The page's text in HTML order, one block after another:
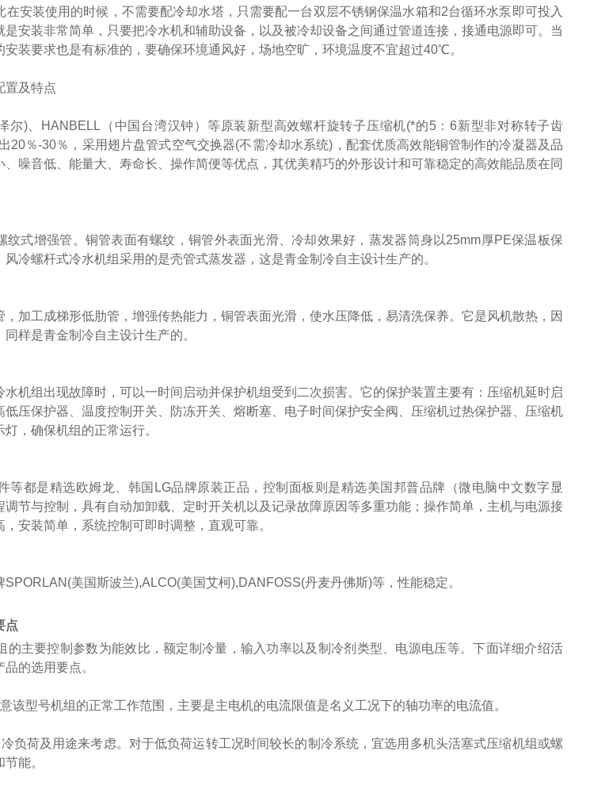
在安装使用的时候，不需要配冷却水塔，只需要配一台双层不锈钢保温水箱和2台循环水泵即可投入
安装非常简单，只要把冷水机和辅助设备，以及被冷却设备之间通过管道连接，接通电源即可。当
装要求也是有标准的，要确保环境通风好，场地空旷，环境温度不宜超过40℃。
及特点
尔)、HANBELL（中国台湾汉钟）等原装新型高效螺杆旋转子压缩机(*的5：6新型非对称转子齿
20％-30％，采用翅片盘管式空气交换器(不需冷却水系统)，配套优质高效能铜管制作的冷凝器及品
噪音低、能量大、寿命长、操作简便等优点，其优美精巧的外形设计和可靠稳定的高效能品质在同
式增强管。铜管表面有螺纹，铜管外表面光滑、冷却效果好，蒸发器筒身以25mm厚PE保温板保
冷螺杆式冷水机组采用的是壳管式蒸发器，这是青金制冷自主设计生产的。
工成梯形低肋管，增强传热能力，铜管表面光滑，使水压降低，易清洗保养。它是风机散热，因
样是青金制冷自主设计生产的。
组出现故障时，可以一时间启动并保护机组受到二次损害。它的保护装置主要有：压缩机延时启
压保护器、温度控制开关、防冻开关、熔断塞、电子时间保护安全阀、压缩机过热保护器、压缩机
，确保机组的正常运行。
都是精选欧姆龙、韩国 LG品牌原装正品，控制面板则是精选美国邦普品牌（微电脑中文数字显
调节与控制，具有自动加卸载、定时开关机以及记录故障原因等多重功能；操作简单，主机与电源接
安装简单，系统控制可即时调整，直观可靠。
SPORLAN(美国斯波兰),ALCO(美国艾柯),DANFOSS(丹麦丹佛斯)等，性能稳定。
点
的主要控制参数为能效比，额定制冷量，输入功率以及制冷剂类型、电源电压等。下面详细介绍活
的选用要点。
该型号机组的正常工作范围，主要是主电机的电流限值是名义工况下的轴功率的电流值。
负荷及用途来考虑。对于低负荷运转工况时间较长的制冷系统，宜选用多机头活塞式压缩机组或螺
能。